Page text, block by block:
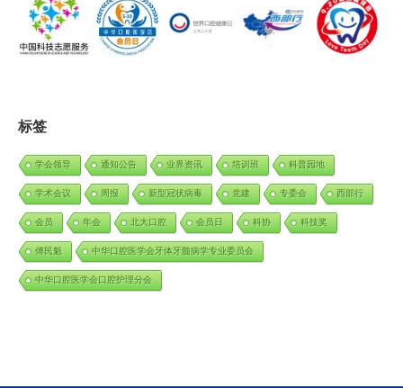
标签
学会领导 通知公告 业界资讯 培训班 科普园地
学术会议 周报 新型冠状病毒 党建 专委会 西部行
会员 年会 北大口腔 会员日 科协 科技奖
傅民魁 中华口腔医学会牙体牙髓病学专业委员会
中华口腔医学会口腔护理分会